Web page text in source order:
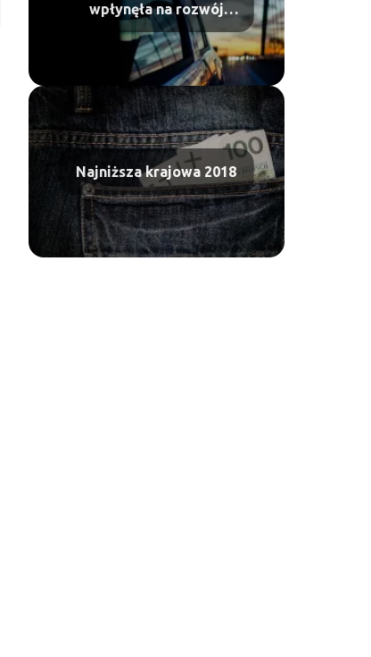
wpłynęła na rozwój
Polski?
Najniższa krajowa 2018